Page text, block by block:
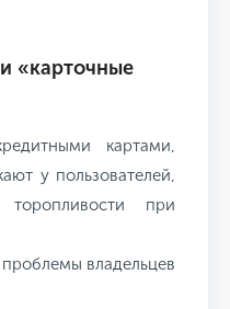
«карточные
картами,
у пользователей,
при
владельцев